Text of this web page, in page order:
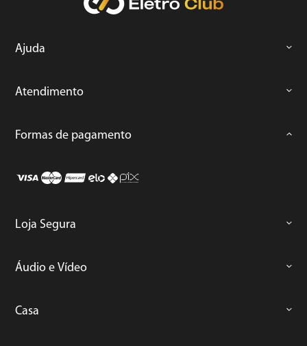
Ajuda
Atendimento
Formas de pagamento
Loja Segura
Áudio e Vídeo
Casa